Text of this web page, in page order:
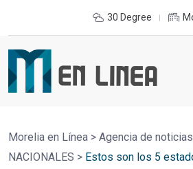
30 Degree
Morelia en Línea > Agencia de
NACIONALES > Estos son los 5